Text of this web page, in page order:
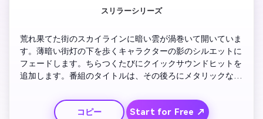
スリラーシリーズ
荒れ果てた街のスカイラインに暗い雲が渦巻いて開いていま
す。薄暗い街灯の下を歩くキャラクターの影のシルエットに
フェードします。ちらつくたびにクイックサウンドヒットを
追加します。番組のタイトルは、その後ろにメタリックな質
す。雷のフラッシュや神秘的なシンボルへのショートカット
を含めます。ロゴのフェードアウトを最小限に抑え、視聴者
コピー Start for Free ↗